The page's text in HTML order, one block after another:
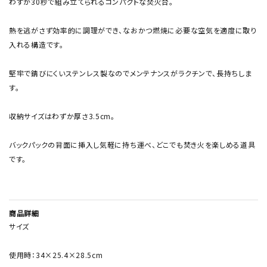
熱を逃がさず効率的に調理ができ、なおかつ燃焼に必要な空気を適度に取り
入れる構造です。
堅牢で錆びにくいステンレス製なのでメンテナンスがラクチンで、長持ちしま
す。
収納サイズはわずか厚さ3.5cm。
バックパックの背面に挿入し気軽に持ち運べ、どこでも焚き火を楽しめる道具
です。
商品詳細
サイズ
使用時：34×25.4×28.5cm